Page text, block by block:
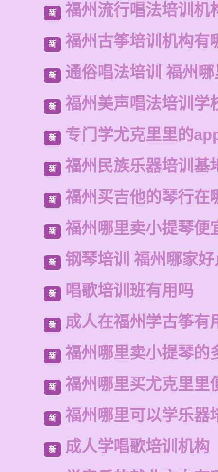
新 福州流行唱法培训机
新 福州古筝培训机构有
新 通俗唱法培训 福州
新 福州美声唱法培训学
新 专门学尤克里里的
新 福州民族乐器培训基
新 福州买吉他的琴行在
新 福州哪里卖小提琴便
新 钢琴培训 福州哪家好
新 唱歌培训班有用吗
新 成人在福州学古筝有
新 福州哪里卖小提琴的
新 福州哪里买尤克里里
新 福州哪里可以学乐器
新
成人学唱歌培训机构